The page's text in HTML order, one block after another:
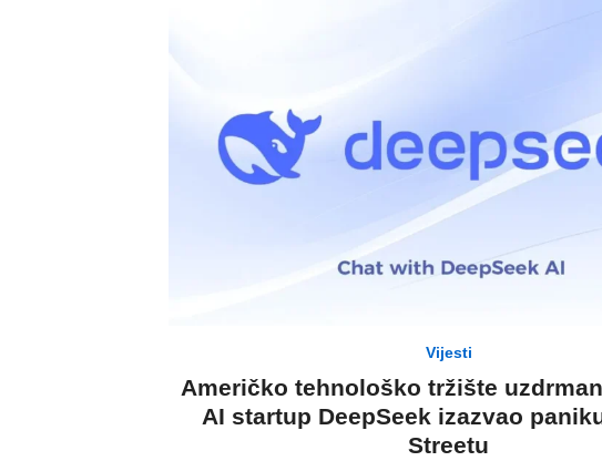
Vijesti
Američko tehnološko tržište
AI startup DeepSeek izazvao
Streetu